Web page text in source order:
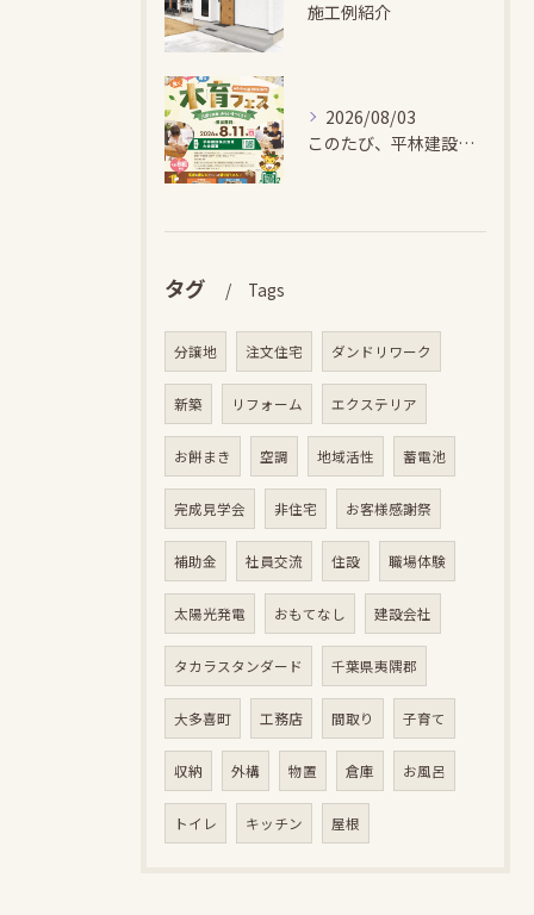
施工例紹介
2026/08/03
このたび、平林建設では、お子さまが木とふれあい・木について学...
タグ Tags
分譲地 注文住宅 ダンドリワーク
新築 リフォーム エクステリア
お餅まき 空調 地域活性 蓄電池
完成見学会 非住宅 お客様感謝祭
補助金 社員交流 住設 職場体験
太陽光発電 おもてなし 建設会社
タカラスタンダード 千葉県夷隅郡
大多喜町 工務店 間取り 子育て
収納 外構 物置 倉庫 お風呂
トイレ キッチン 屋根